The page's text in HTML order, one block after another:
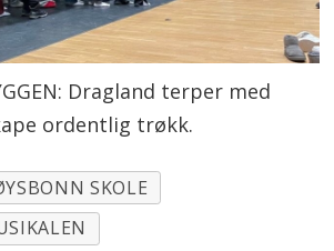
Dragland terper med
ordentlig trøkk.
SKOLE